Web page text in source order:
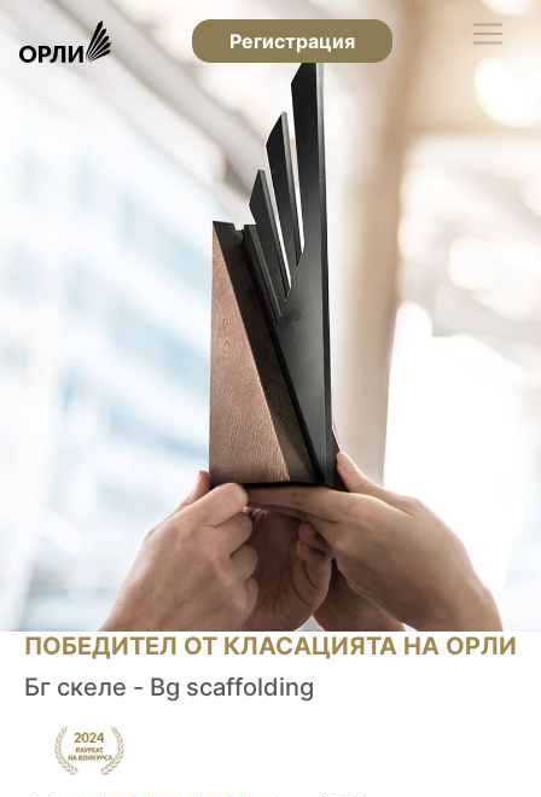
Регистрация
ПОБЕДИТЕЛ ОТ КЛАСАЦИЯТА НА ОРЛИ
Бг скеле - Bg scaffolding